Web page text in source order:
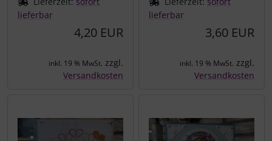
lieferbar
4,20 EUR
inkl. 19 % MwSt. zzgl.
Versandkosten
lieferbar
3,60 EUR
inkl. 19 % MwSt. zzgl.
Versandkosten